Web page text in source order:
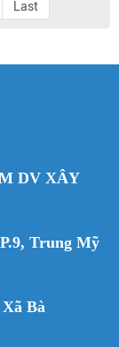
Last
DV XÂY
Trung Mỹ
Bà